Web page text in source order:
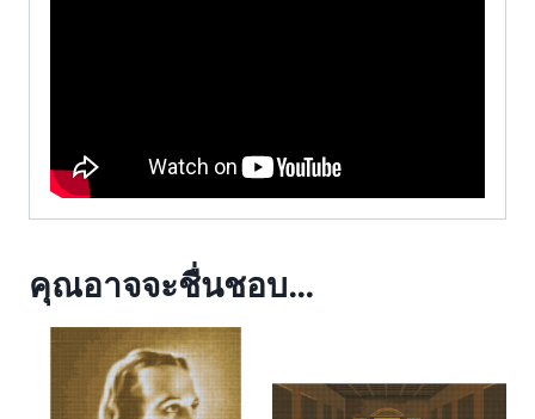
คุณอาจจะชื่นชอบ…